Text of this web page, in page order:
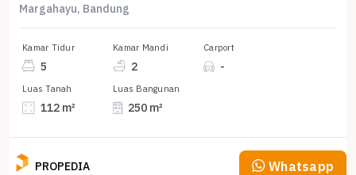
Margahayu, Bandung
Kamar Tidur
5
Kamar Mandi
2
Carport
-
Luas Tanah
112 m²
Luas Bangunan
250 m²
PROPEDIA Whatsapp